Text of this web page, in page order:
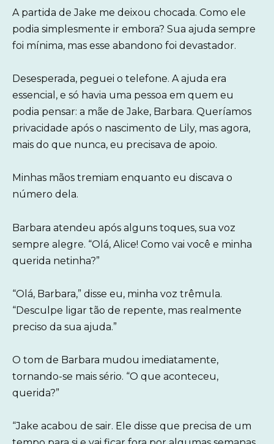
A partida de Jake me deixou chocada. Como ele
podia simplesmente ir embora? Sua ajuda sempre
foi mínima, mas esse abandono foi devastador.
Desesperada, peguei o telefone. A ajuda era
essencial, e só havia uma pessoa em quem eu
podia pensar: a mãe de Jake, Barbara. Queríamos
privacidade após o nascimento de Lily, mas agora,
mais do que nunca, eu precisava de apoio.
Minhas mãos tremiam enquanto eu discava o
número dela.
Barbara atendeu após alguns toques, sua voz
sempre alegre. “Olá, Alice! Como vai você e minha
querida netinha?”
“Olá, Barbara,” disse eu, minha voz trêmula.
“Desculpe ligar tão de repente, mas realmente
preciso da sua ajuda.”
O tom de Barbara mudou imediatamente,
tornando-se mais sério. “O que aconteceu,
querida?”
“Jake acabou de sair. Ele disse que precisa de um